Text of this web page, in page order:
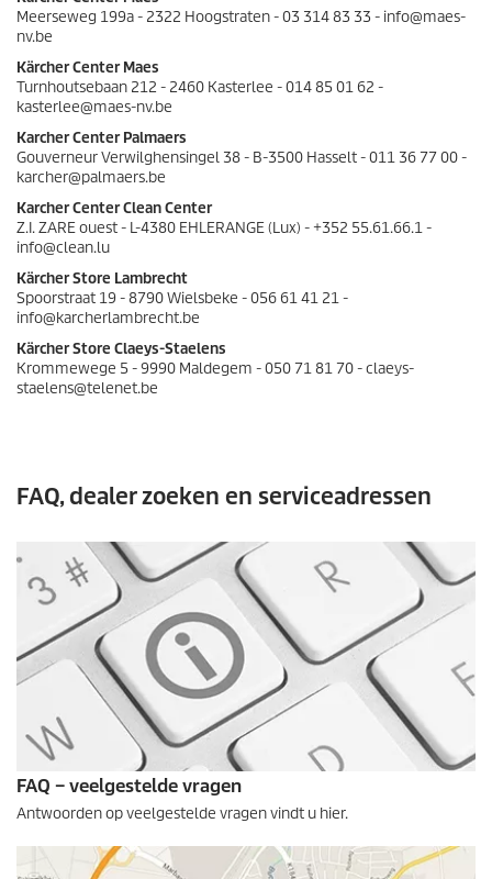
Meerseweg 199a - 2322 Hoogstraten - 03 314 83 33 - info@maes-
nv.be
Kärcher Center Maes
Turnhoutsebaan 212 - 2460 Kasterlee - 014 85 01 62 -
kasterlee@maes-nv.be
Karcher Center Palmaers
Gouverneur Verwilghensingel 38 - B-3500 Hasselt - 011 36 77 00 -
karcher@palmaers.be
Karcher Center Clean Center
Z.I. ZARE ouest - L-4380 EHLERANGE (Lux) - +352 55.61.66.1 -
info@clean.lu
Kärcher Store Lambrecht
Spoorstraat 19 - 8790 Wielsbeke - 056 61 41 21 -
info@karcherlambrecht.be
Kärcher Store Claeys-Staelens
Krommewege 5 - 9990 Maldegem - 050 71 81 70 - claeys-
staelens@telenet.be
FAQ, dealer zoeken en serviceadressen
FAQ – veelgestelde vragen
Antwoorden op veelgestelde vragen vindt u hier.